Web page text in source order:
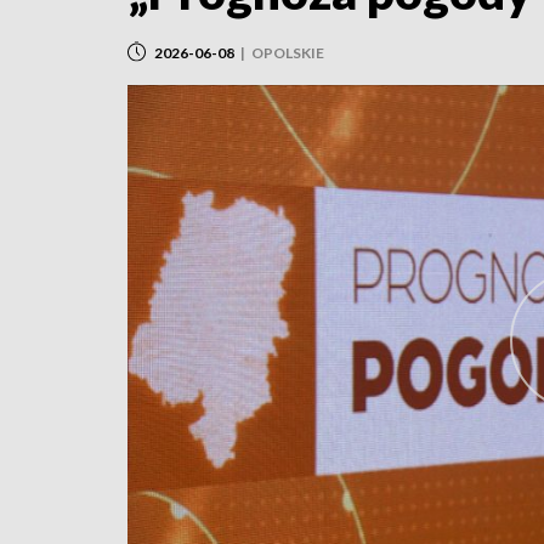
2026-06-08 | OPOLSKIE